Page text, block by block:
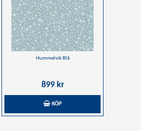
Hummelvik Blå
899 kr
KÖP